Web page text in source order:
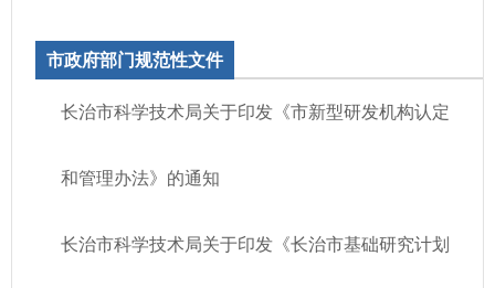
市政府部门规范性文件
长治市科学技术局关于印发《市新型研发机构认定
和管理办法》的通知
长治市科学技术局关于印发《长治市基础研究计划